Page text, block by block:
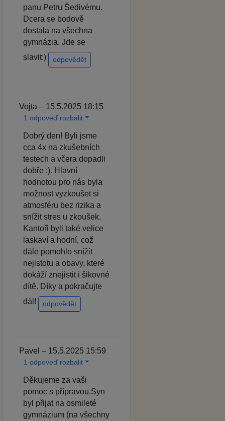
panu Petru Šedivému.
Dcera se bodově
dostala na všechna
gymnázia. Jde se
slavit:)
odpovědět
Vojta – 15.5.2025 18:15
1 odpoveď rozbalit
Dobrý den! Byli jsme
cca 4x na zkušebních
testech a včera dopadli
dobře :). Hlavní
hodnotou pro nás byla
možnost vyzkoušet si
atmosféru bez rizika a
snížit stres u zkoušek.
Kantoři byli také velice
laskaví a hodní, což
dále pomohlo snížit
nejistotu a obavy, které
dokáží znejistit i šikovné
dítě. Díky a pokračujte
dál!
odpovědět
Pavel – 15.5.2025 15:59
1 odpoveď rozbalit
Děkujeme za vaši
pomoc s přípravou.Syn
byl přijat na osmileté
gymnázium (na všechny